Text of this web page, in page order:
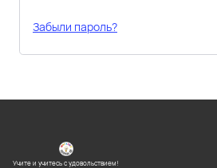
Забыли пароль?
Учите и учитесь с удовольствием!